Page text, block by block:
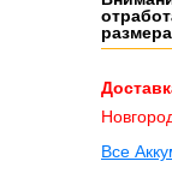
размера
Все